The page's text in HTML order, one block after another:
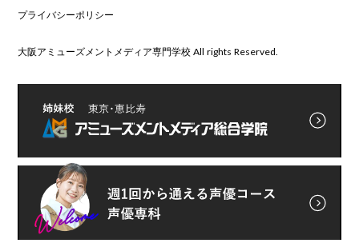
プライバシーポリシー
大阪アミューズメントメディア専門学校 All rights Reserved.